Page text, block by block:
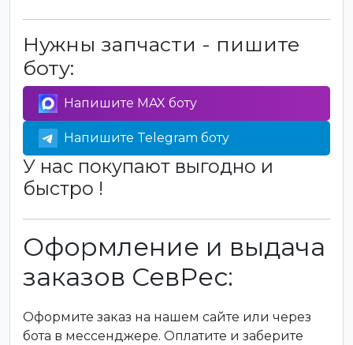
Нужны запчасти - пишите
боту:
Напишите MAX боту
Напишите Telegram боту
У нас покупают выгодно и
быстро !
Оформление и выдача
заказов СевРес:
Оформите заказ на нашем сайте или через
бота в мессенджере. Оплатите и заберите